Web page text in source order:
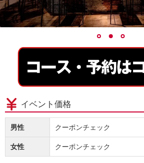
イベント価格
男性 クーポンチェック
女性 クーポンチェック